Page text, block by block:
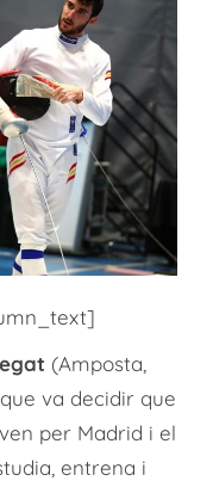
(Amposta,
va decidir que
per Madrid i el
entrena i